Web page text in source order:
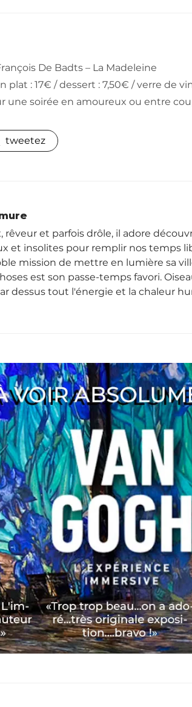
De Badts – La Madeleine
plat : 17€ / dessert : 7,50€ / verre de
une soirée en amoureux ou entre
tweetez
rêveur et parfois drôle, il adore
et insolites pour remplir nos temps
mission de mettre en lumière sa
est son passe-temps favori.
dessus tout l'énergie et la chaleur